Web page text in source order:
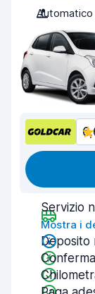
Automatico
Servizio
Mostra i
Deposito